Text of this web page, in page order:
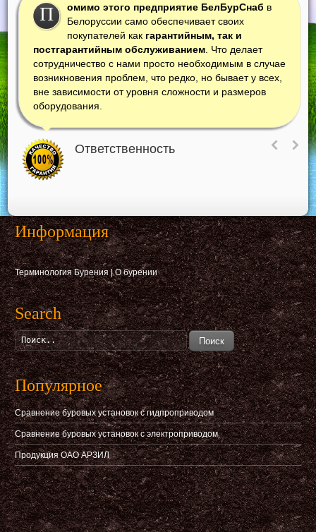
П омимо этого предприятие БелБурСнаб в
Белоруссии само обеспечивает своих
покупателей как гарантийным, так и
постгарантийным обслуживанием . Что делает
сотрудничество с нами просто необходимым в случае
возникновения проблем, что редко, но бывает у всех,
вне зависимости от уровня сложности и размеров
оборудования.
Ответственность
Информация
Терминология Бурения|О бурении
Search
Поиск
Популярное
Сравнение буровых установок с гидпроприводом
Сравнение буровых установок с электроприводом
Продукция ОАО АРЗИЛ